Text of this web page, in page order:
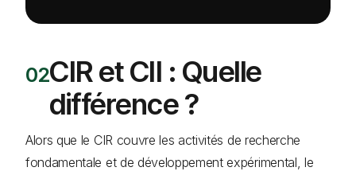
CIR et CII : Quelle
différence ?
Alors que le CIR couvre les activités de recherche
fondamentale et de développement expérimental, le